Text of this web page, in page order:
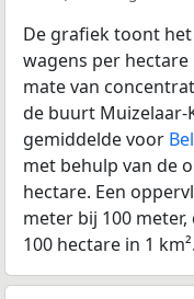
De grafiek toont
wagens per
mate van
de buurt Muizelaar-
gemiddelde voor
met behulp van de
hectare. Een
meter bij 100 meter,
100 hectare in 1 km².